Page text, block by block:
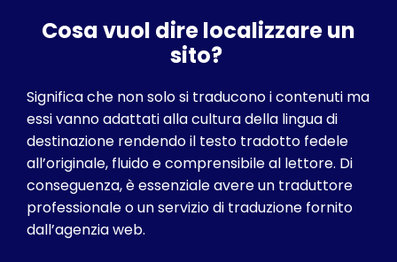
Cosa vuol dire localizzare un
sito?
Significa che non solo si traducono i contenuti ma
essi vanno adattati alla cultura della lingua di
destinazione rendendo il testo tradotto fedele
all’originale, fluido e comprensibile al lettore. Di
conseguenza, è essenziale avere un traduttore
professionale o un servizio di traduzione fornito
dall’agenzia web.